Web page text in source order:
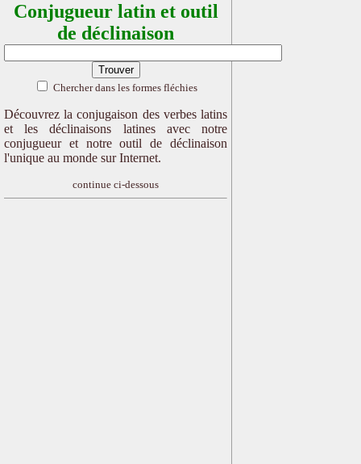
Conjugueur latin et outil
de déclinaison
Chercher dans les formes fléchies
Découvrez la conjugaison des verbes latins
et les déclinaisons latines avec notre
conjugueur et notre outil de déclinaison
l'unique au monde sur Internet.
continue ci-dessous